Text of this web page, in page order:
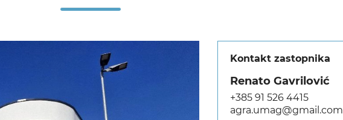
Kontakt zastopnika
Renato Gavrilović
+385 91 526 4415
agra.umag@gmail.com